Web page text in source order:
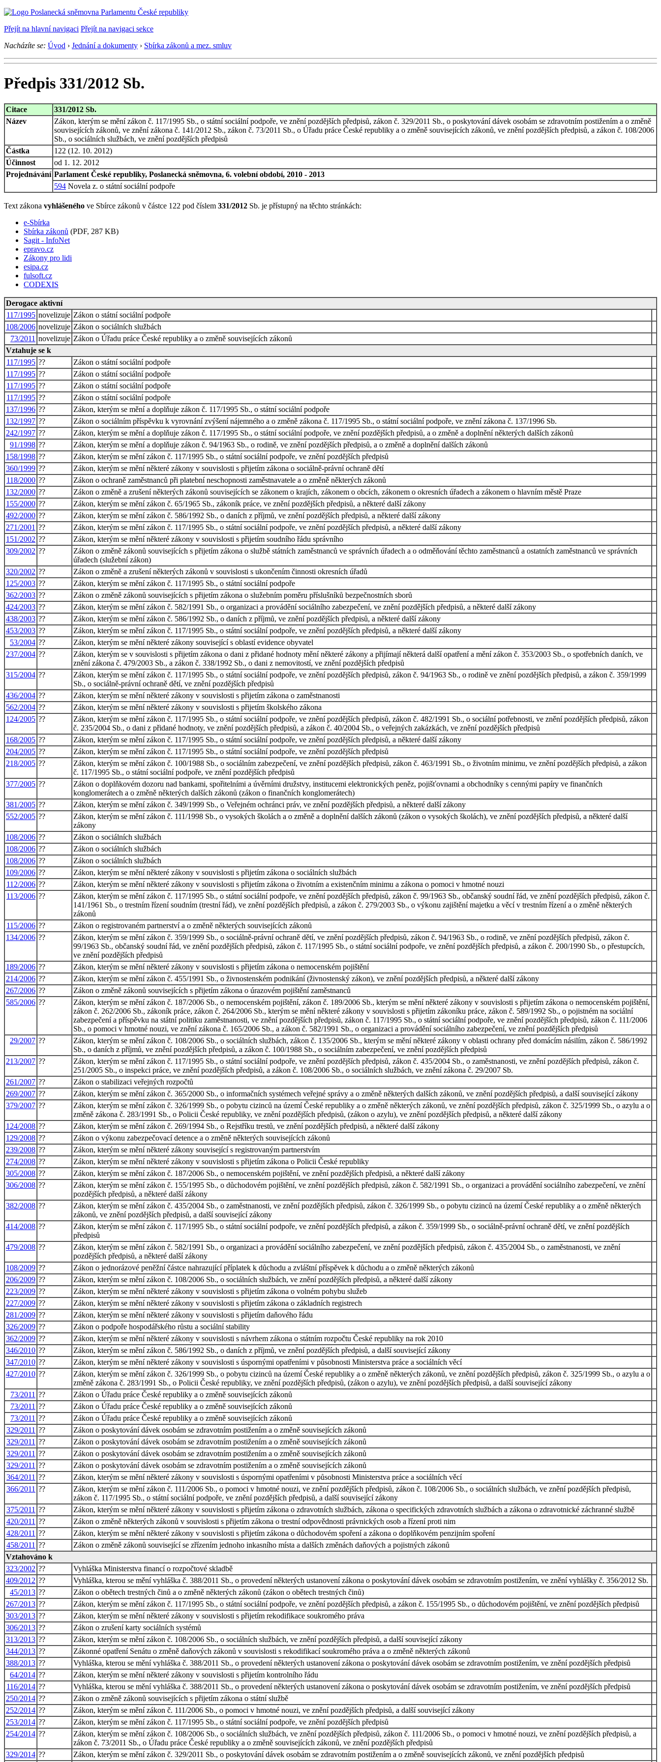
Přejít na hlavní navigaci Přejít na navigaci sekce
Nacházíte se: Úvod › Jednání a dokumenty › Sbírka zákonů a mez. smluv
Předpis 331/2012 Sb.
Citace
331/2012 Sb.
Název
Zákon, kterým se mění zákon č. 117/1995 Sb., o státní sociální podpoře, ve znění pozdějších předpisů, zákon č. 329/2011 Sb., o poskytování dávek osobám se zdravotním postižením a o změně
souvisejících zákonů, ve znění zákona č. 141/2012 Sb., zákon č. 73/2011 Sb., o Úřadu práce České republiky a o změně souvisejících zákonů, ve znění pozdějších předpisů, a zákon č. 108/2006
Sb., o sociálních službách, ve znění pozdějších předpisů
Částka
122 (12. 10. 2012)
Účinnost
od 1. 12. 2012
Projednávání Parlament České republiky, Poslanecká sněmovna, 6. volební období, 2010 - 2013
594 Novela z. o státní sociální podpoře
Text zákona vyhlášeného ve Sbírce zákonů v částce 122 pod číslem 331/2012 Sb. je přístupný na těchto stránkách:
e-Sbírka
Sbírka zákonů (PDF, 287 KB)
Sagit - InfoNet
epravo.cz
Zákony pro lidi
esipa.cz
fulsoft.cz
CODEXIS
Derogace aktivní
117/1995 novelizuje Zákon o státní sociální podpoře
108/2006 novelizuje Zákon o sociálních službách
73/2011 novelizuje Zákon o Úřadu práce České republiky a o změně souvisejících zákonů
Vztahuje se k
117/1995 ??
Zákon o státní sociální podpoře
117/1995 ??
Zákon o státní sociální podpoře
117/1995 ??
Zákon o státní sociální podpoře
117/1995 ??
Zákon o státní sociální podpoře
137/1996 ??
Zákon, kterým se mění a doplňuje zákon č. 117/1995 Sb., o státní sociální podpoře
132/1997 ??
Zákon o sociálním příspěvku k vyrovnání zvýšení nájemného a o změně zákona č. 117/1995 Sb., o státní sociální podpoře, ve znění zákona č. 137/1996 Sb.
242/1997 ??
Zákon, kterým se mění a doplňuje zákon č. 117/1995 Sb., o státní sociální podpoře, ve znění pozdějších předpisů, a o změně a doplnění některých dalších zákonů
91/1998 ??
Zákon, kterým se mění a doplňuje zákon č. 94/1963 Sb., o rodině, ve znění pozdějších předpisů, a o změně a doplnění dalších zákonů
158/1998 ??
Zákon, kterým se mění zákon č. 117/1995 Sb., o státní sociální podpoře, ve znění pozdějších předpisů
360/1999 ??
Zákon, kterým se mění některé zákony v souvislosti s přijetím zákona o sociálně-právní ochraně dětí
118/2000 ??
Zákon o ochraně zaměstnanců při platební neschopnosti zaměstnavatele a o změně některých zákonů
132/2000 ??
Zákon o změně a zrušení některých zákonů souvisejících se zákonem o krajích, zákonem o obcích, zákonem o okresních úřadech a zákonem o hlavním městě Praze
155/2000 ??
Zákon, kterým se mění zákon č. 65/1965 Sb., zákoník práce, ve znění pozdějších předpisů, a některé další zákony
492/2000 ??
Zákon, kterým se mění zákon č. 586/1992 Sb., o daních z příjmů, ve znění pozdějších předpisů, a některé další zákony
271/2001 ??
Zákon, kterým se mění zákon č. 117/1995 Sb., o státní sociální podpoře, ve znění pozdějších předpisů, a některé další zákony
151/2002 ??
Zákon, kterým se mění některé zákony v souvislosti s přijetím soudního řádu správního
309/2002 ??
Zákon o změně zákonů souvisejících s přijetím zákona o službě státních zaměstnanců ve správních úřadech a o odměňování těchto zaměstnanců a ostatních zaměstnanců ve správních
úřadech (služební zákon)
320/2002 ??
Zákon o změně a zrušení některých zákonů v souvislosti s ukončením činnosti okresních úřadů
125/2003 ??
Zákon, kterým se mění zákon č. 117/1995 Sb., o státní sociální podpoře
362/2003 ??
Zákon o změně zákonů souvisejících s přijetím zákona o služebním poměru příslušníků bezpečnostních sborů
424/2003 ??
Zákon, kterým se mění zákon č. 582/1991 Sb., o organizaci a provádění sociálního zabezpečení, ve znění pozdějších předpisů, a některé další zákony
438/2003 ??
Zákon, kterým se mění zákon č. 586/1992 Sb., o daních z příjmů, ve znění pozdějších předpisů, a některé další zákony
453/2003 ??
Zákon, kterým se mění zákon č. 117/1995 Sb., o státní sociální podpoře, ve znění pozdějších předpisů, a některé další zákony
53/2004 ??
Zákon, kterým se mění některé zákony související s oblastí evidence obyvatel
237/2004 ??
Zákon, kterým se v souvislosti s přijetím zákona o dani z přidané hodnoty mění některé zákony a přijímají některá další opatření a mění zákon č. 353/2003 Sb., o spotřebních daních, ve
znění zákona č. 479/2003 Sb., a zákon č. 338/1992 Sb., o dani z nemovitostí, ve znění pozdějších předpisů
315/2004 ??
Zákon, kterým se mění zákon č. 117/1995 Sb., o státní sociální podpoře, ve znění pozdějších předpisů, zákon č. 94/1963 Sb., o rodině ve znění pozdějších předpisů, a zákon č. 359/1999
Sb., o sociálně-právní ochraně dětí, ve znění pozdějších předpisů
436/2004 ??
Zákon, kterým se mění některé zákony v souvislosti s přijetím zákona o zaměstnanosti
562/2004 ??
Zákon, kterým se mění některé zákony v souvislosti s přijetím školského zákona
124/2005 ??
Zákon, kterým se mění zákon č. 117/1995 Sb., o státní sociální podpoře, ve znění pozdějších předpisů, zákon č. 482/1991 Sb., o sociální potřebnosti, ve znění pozdějších předpisů, zákon
č. 235/2004 Sb., o dani z přidané hodnoty, ve znění pozdějších předpisů, a zákon č. 40/2004 Sb., o veřejných zakázkách, ve znění pozdějších předpisů
168/2005 ??
Zákon, kterým se mění zákon č. 117/1995 Sb., o státní sociální podpoře, ve znění pozdějších předpisů, a některé další zákony
204/2005 ??
Zákon, kterým se mění zákon č. 117/1995 Sb., o státní sociální podpoře, ve znění pozdějších předpisů
218/2005 ??
Zákon, kterým se mění zákon č. 100/1988 Sb., o sociálním zabezpečení, ve znění pozdějších předpisů, zákon č. 463/1991 Sb., o životním minimu, ve znění pozdějších předpisů, a zákon
č. 117/1995 Sb., o státní sociální podpoře, ve znění pozdějších předpisů
377/2005 ??
Zákon o doplňkovém dozoru nad bankami, spořitelními a úvěrními družstvy, institucemi elektronických peněz, pojišťovnami a obchodníky s cennými papíry ve finančních
konglomerátech a o změně některých dalších zákonů (zákon o finančních konglomerátech)
381/2005 ??
Zákon, kterým se mění zákon č. 349/1999 Sb., o Veřejném ochránci práv, ve znění pozdějších předpisů, a některé další zákony
552/2005 ??
Zákon, kterým se mění zákon č. 111/1998 Sb., o vysokých školách a o změně a doplnění dalších zákonů (zákon o vysokých školách), ve znění pozdějších předpisů, a některé další
zákony
108/2006 ??
Zákon o sociálních službách
108/2006 ??
Zákon o sociálních službách
108/2006 ??
Zákon o sociálních službách
109/2006 ??
Zákon, kterým se mění některé zákony v souvislosti s přijetím zákona o sociálních službách
112/2006 ??
Zákon, kterým se mění některé zákony v souvislosti s přijetím zákona o životním a existenčním minimu a zákona o pomoci v hmotné nouzi
113/2006 ??
Zákon, kterým se mění zákon č. 117/1995 Sb., o státní sociální podpoře, ve znění pozdějších předpisů, zákon č. 99/1963 Sb., občanský soudní řád, ve znění pozdějších předpisů, zákon č.
141/1961 Sb., o trestním řízení soudním (trestní řád), ve znění pozdějších předpisů, a zákon č. 279/2003 Sb., o výkonu zajištění majetku a věcí v trestním řízení a o změně některých
zákonů
115/2006 ??
Zákon o registrovaném partnerství a o změně některých souvisejících zákonů
134/2006 ??
Zákon, kterým se mění zákon č. 359/1999 Sb., o sociálně-právní ochraně dětí, ve znění pozdějších předpisů, zákon č. 94/1963 Sb., o rodině, ve znění pozdějších předpisů, zákon č.
99/1963 Sb., občanský soudní řád, ve znění pozdějších předpisů, zákon č. 117/1995 Sb., o státní sociální podpoře, ve znění pozdějších předpisů, a zákon č. 200/1990 Sb., o přestupcích,
ve znění pozdějších předpisů
189/2006 ??
Zákon, kterým se mění některé zákony v souvislosti s přijetím zákona o nemocenském pojištění
214/2006 ??
Zákon, kterým se mění zákon č. 455/1991 Sb., o živnostenském podnikání (živnostenský zákon), ve znění pozdějších předpisů, a některé další zákony
267/2006 ??
Zákon o změně zákonů souvisejících s přijetím zákona o úrazovém pojištění zaměstnanců
585/2006 ??
Zákon, kterým se mění zákon č. 187/2006 Sb., o nemocenském pojištění, zákon č. 189/2006 Sb., kterým se mění některé zákony v souvislosti s přijetím zákona o nemocenském pojištění,
zákon č. 262/2006 Sb., zákoník práce, zákon č. 264/2006 Sb., kterým se mění některé zákony v souvislosti s přijetím zákoníku práce, zákon č. 589/1992 Sb., o pojistném na sociální
zabezpečení a příspěvku na státní politiku zaměstnanosti, ve znění pozdějších předpisů, zákon č. 117/1995 Sb., o státní sociální podpoře, ve znění pozdějších předpisů, zákon č. 111/2006
Sb., o pomoci v hmotné nouzi, ve znění zákona č. 165/2006 Sb., a zákon č. 582/1991 Sb., o organizaci a provádění sociálního zabezpečení, ve znění pozdějších předpisů
29/2007 ??
Zákon, kterým se mění zákon č. 108/2006 Sb., o sociálních službách, zákon č. 135/2006 Sb., kterým se mění některé zákony v oblasti ochrany před domácím násilím, zákon č. 586/1992
Sb., o daních z příjmů, ve znění pozdějších předpisů, a zákon č. 100/1988 Sb., o sociálním zabezpečení, ve znění pozdějších předpisů
213/2007 ??
Zákon, kterým se mění zákon č. 117/1995 Sb., o státní sociální podpoře, ve znění pozdějších předpisů, zákon č. 435/2004 Sb., o zaměstnanosti, ve znění pozdějších předpisů, zákon č.
251/2005 Sb., o inspekci práce, ve znění pozdějších předpisů, a zákon č. 108/2006 Sb., o sociálních službách, ve znění zákona č. 29/2007 Sb.
261/2007 ??
Zákon o stabilizaci veřejných rozpočtů
269/2007 ??
Zákon, kterým se mění zákon č. 365/2000 Sb., o informačních systémech veřejné správy a o změně některých dalších zákonů, ve znění pozdějších předpisů, a další související zákony
379/2007 ??
Zákon, kterým se mění zákon č. 326/1999 Sb., o pobytu cizinců na území České republiky a o změně některých zákonů, ve znění pozdějších předpisů, zákon č. 325/1999 Sb., o azylu a o
změně zákona č. 283/1991 Sb., o Policii České republiky, ve znění pozdějších předpisů, (zákon o azylu), ve znění pozdějších předpisů, a některé další zákony
124/2008 ??
Zákon, kterým se mění zákon č. 269/1994 Sb., o Rejstříku trestů, ve znění pozdějších předpisů, a některé další zákony
129/2008 ??
Zákon o výkonu zabezpečovací detence a o změně některých souvisejících zákonů
239/2008 ??
Zákon, kterým se mění některé zákony související s registrovaným partnerstvím
274/2008 ??
Zákon, kterým se mění některé zákony v souvislosti s přijetím zákona o Policii České republiky
305/2008 ??
Zákon, kterým se mění zákon č. 187/2006 Sb., o nemocenském pojištění, ve znění pozdějších předpisů, a některé další zákony
306/2008 ??
Zákon, kterým se mění zákon č. 155/1995 Sb., o důchodovém pojištění, ve znění pozdějších předpisů, zákon č. 582/1991 Sb., o organizaci a provádění sociálního zabezpečení, ve znění
pozdějších předpisů, a některé další zákony
382/2008 ??
Zákon, kterým se mění zákon č. 435/2004 Sb., o zaměstnanosti, ve znění pozdějších předpisů, zákon č. 326/1999 Sb., o pobytu cizinců na území České republiky a o změně některých
zákonů, ve znění pozdějších předpisů, a další související zákony
414/2008 ??
Zákon, kterým se mění zákon č. 117/1995 Sb., o státní sociální podpoře, ve znění pozdějších předpisů, a zákon č. 359/1999 Sb., o sociálně-právní ochraně dětí, ve znění pozdějších
předpisů
479/2008 ??
Zákon, kterým se mění zákon č. 582/1991 Sb., o organizaci a provádění sociálního zabezpečení, ve znění pozdějších předpisů, zákon č. 435/2004 Sb., o zaměstnanosti, ve znění
pozdějších předpisů, a některé další zákony
108/2009 ??
Zákon o jednorázové peněžní částce nahrazující příplatek k důchodu a zvláštní příspěvek k důchodu a o změně některých zákonů
206/2009 ??
Zákon, kterým se mění zákon č. 108/2006 Sb., o sociálních službách, ve znění pozdějších předpisů, a některé další zákony
223/2009 ??
Zákon, kterým se mění některé zákony v souvislosti s přijetím zákona o volném pohybu služeb
227/2009 ??
Zákon, kterým se mění některé zákony v souvislosti s přijetím zákona o základních registrech
281/2009 ??
Zákon, kterým se mění některé zákony v souvislosti s přijetím daňového řádu
326/2009 ??
Zákon o podpoře hospodářského růstu a sociální stability
362/2009 ??
Zákon, kterým se mění některé zákony v souvislosti s návrhem zákona o státním rozpočtu České republiky na rok 2010
346/2010 ??
Zákon, kterým se mění zákon č. 586/1992 Sb., o daních z příjmů, ve znění pozdějších předpisů, a další související zákony
347/2010 ??
Zákon, kterým se mění některé zákony v souvislosti s úspornými opatřeními v působnosti Ministerstva práce a sociálních věcí
427/2010 ??
Zákon, kterým se mění zákon č. 326/1999 Sb., o pobytu cizinců na území České republiky a o změně některých zákonů, ve znění pozdějších předpisů, zákon č. 325/1999 Sb., o azylu a o
změně zákona č. 283/1991 Sb., o Policii České republiky, ve znění pozdějších předpisů, (zákon o azylu), ve znění pozdějších předpisů, a další související zákony
73/2011 ??
Zákon o Úřadu práce České republiky a o změně souvisejících zákonů
73/2011 ??
Zákon o Úřadu práce České republiky a o změně souvisejících zákonů
73/2011 ??
Zákon o Úřadu práce České republiky a o změně souvisejících zákonů
329/2011 ??
Zákon o poskytování dávek osobám se zdravotním postižením a o změně souvisejících zákonů
329/2011 ??
Zákon o poskytování dávek osobám se zdravotním postižením a o změně souvisejících zákonů
329/2011 ??
Zákon o poskytování dávek osobám se zdravotním postižením a o změně souvisejících zákonů
329/2011 ??
Zákon o poskytování dávek osobám se zdravotním postižením a o změně souvisejících zákonů
364/2011 ??
Zákon, kterým se mění některé zákony v souvislosti s úspornými opatřeními v působnosti Ministerstva práce a sociálních věcí
366/2011 ??
Zákon, kterým se mění zákon č. 111/2006 Sb., o pomoci v hmotné nouzi, ve znění pozdějších předpisů, zákon č. 108/2006 Sb., o sociálních službách, ve znění pozdějších předpisů,
zákon č. 117/1995 Sb., o státní sociální podpoře, ve znění pozdějších předpisů, a další související zákony
375/2011 ??
Zákon, kterým se mění některé zákony v souvislosti s přijetím zákona o zdravotních službách, zákona o specifických zdravotních službách a zákona o zdravotnické záchranné službě
420/2011 ??
Zákon o změně některých zákonů v souvislosti s přijetím zákona o trestní odpovědnosti právnických osob a řízení proti nim
428/2011 ??
Zákon, kterým se mění některé zákony v souvislosti s přijetím zákona o důchodovém spoření a zákona o doplňkovém penzijním spoření
458/2011 ??
Zákon o změně zákonů související se zřízením jednoho inkasního místa a dalších změnách daňových a pojistných zákonů
Vztahováno k
323/2002 ??
Vyhláška Ministerstva financí o rozpočtové skladbě
409/2012 ??
Vyhláška, kterou se mění vyhláška č. 388/2011 Sb., o provedení některých ustanovení zákona o poskytování dávek osobám se zdravotním postižením, ve znění vyhlášky č. 356/2012 Sb.
45/2013 ??
Zákon o obětech trestných činů a o změně některých zákonů (zákon o obětech trestných činů)
267/2013 ??
Zákon, kterým se mění zákon č. 117/1995 Sb., o státní sociální podpoře, ve znění pozdějších předpisů, a zákon č. 155/1995 Sb., o důchodovém pojištění, ve znění pozdějších předpisů
303/2013 ??
Zákon, kterým se mění některé zákony v souvislosti s přijetím rekodifikace soukromého práva
306/2013 ??
Zákon o zrušení karty sociálních systémů
313/2013 ??
Zákon, kterým se mění zákon č. 108/2006 Sb., o sociálních službách, ve znění pozdějších předpisů, a další související zákony
344/2013 ??
Zákonné opatření Senátu o změně daňových zákonů v souvislosti s rekodifikací soukromého práva a o změně některých zákonů
388/2013 ??
Vyhláška, kterou se mění vyhláška č. 388/2011 Sb., o provedení některých ustanovení zákona o poskytování dávek osobám se zdravotním postižením, ve znění pozdějších předpisů
64/2014 ??
Zákon, kterým se mění některé zákony v souvislosti s přijetím kontrolního řádu
116/2014 ??
Vyhláška, kterou se mění vyhláška č. 388/2011 Sb., o provedení některých ustanovení zákona o poskytování dávek osobám se zdravotním postižením, ve znění pozdějších předpisů
250/2014 ??
Zákon o změně zákonů souvisejících s přijetím zákona o státní službě
252/2014 ??
Zákon, kterým se mění zákon č. 111/2006 Sb., o pomoci v hmotné nouzi, ve znění pozdějších předpisů, a další související zákony
253/2014 ??
Zákon, kterým se mění zákon č. 117/1995 Sb., o státní sociální podpoře, ve znění pozdějších předpisů
254/2014 ??
Zákon, kterým se mění zákon č. 108/2006 Sb., o sociálních službách, ve znění pozdějších předpisů, zákon č. 111/2006 Sb., o pomoci v hmotné nouzi, ve znění pozdějších předpisů, a
zákon č. 73/2011 Sb., o Úřadu práce České republiky a o změně souvisejících zákonů, ve znění pozdějších předpisů
329/2014 ??
Zákon, kterým se mění zákon č. 329/2011 Sb., o poskytování dávek osobám se zdravotním postižením a o změně souvisejících zákonů, ve znění pozdějších předpisů